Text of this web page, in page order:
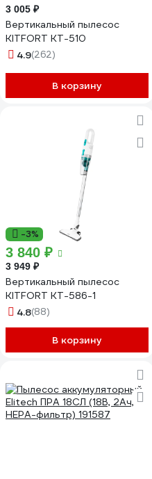
3 005 ₽
Вертикальный пылесос
KITFORT КТ-510
4.9(262)
В корзину
-3%
3 840 ₽
3 949 ₽
Вертикальный пылесос
KITFORT КТ-586-1
4.8(88)
В корзину